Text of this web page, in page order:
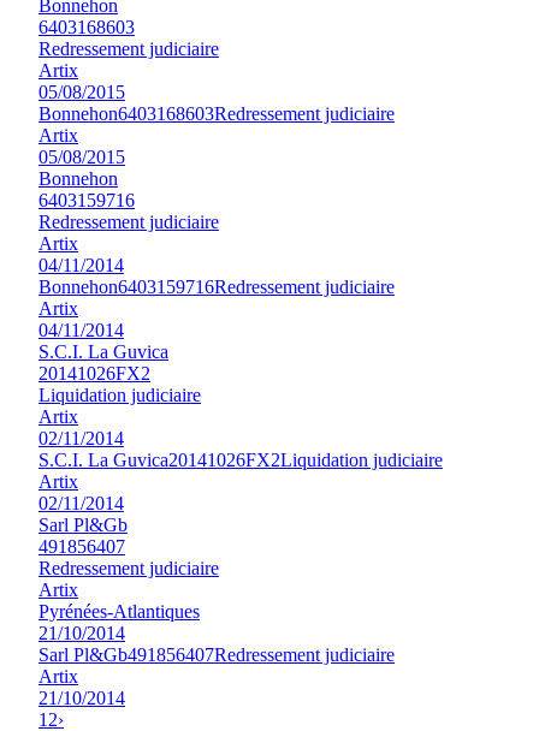
Bonnehon
6403168603
Redressement judiciaire
Artix
05/08/2015
Bonnehon6403168603Redressement judiciaire
Artix
05/08/2015
Bonnehon
6403159716
Redressement judiciaire
Artix
04/11/2014
Bonnehon6403159716Redressement judiciaire
Artix
04/11/2014
S.C.I. La Guvica
20141026FX2
Liquidation judiciaire
Artix
02/11/2014
S.C.I. La Guvica20141026FX2Liquidation judiciaire
Artix
02/11/2014
Sarl Pl&Gb
491856407
Redressement judiciaire
Artix
Pyrénées-Atlantiques
21/10/2014
Sarl Pl&Gb491856407Redressement judiciaire
Artix
21/10/2014
1 2›